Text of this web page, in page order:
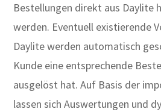
Bestellungen direkt aus Daylite
werden. Eventuell existierende
Daylite werden automatisch
Kunde eine entsprechende
ausgelöst hat. Auf Basis der
lassen sich Auswertungen und